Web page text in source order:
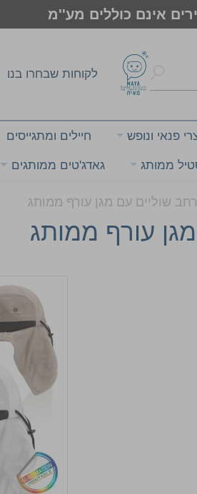
אינם כוללים מע''מ
לקוחות שבחרו בנו
פנאי ונופש חיילים ומתגייסים
ממותג גאדג'טים ממותגים
שוליים עם מגן עורף ממותג
עורף ממותג